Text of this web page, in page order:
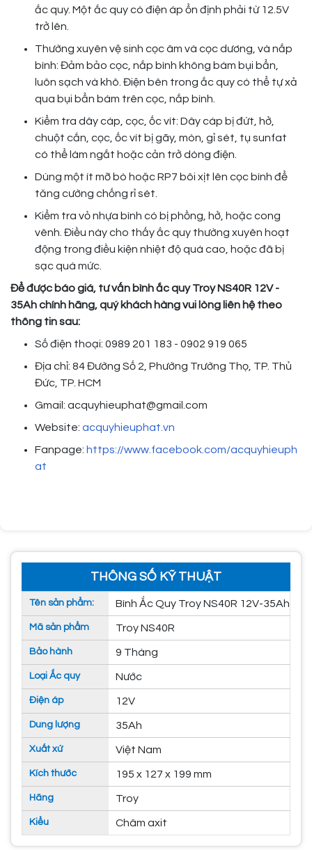
ắc quy. Một ắc quy có điện áp ổn định phải từ 12.5V
trở lên.
Thường xuyên vệ sinh cọc âm và cọc dương, và nắp
bình: Đảm bảo cọc, nắp bình không bám bụi bẩn,
luôn sạch và khô. Điện bên trong ắc quy có thể tự xả
qua bụi bẩn bám trên cọc, nắp bình.
Kiểm tra dây cáp, cọc, ốc vít: Dây cáp bị đứt, hở,
chuột cắn, cọc, ốc vít bị gãy, mòn, gỉ sét, tụ sunfat
có thể làm ngắt hoặc cản trở dòng điện.
Dùng một ít mỡ bò hoặc RP7 bôi xịt lên cọc bình để
tăng cường chống rỉ sét.
Kiểm tra vỏ nhựa bình có bị phồng, hở, hoặc cong
vênh. Điều này cho thấy ắc quy thường xuyên hoạt
động trong điều kiện nhiệt độ quá cao, hoặc đã bị
sạc quá mức.
Để được báo giá, tư vấn bình ắc quy Troy NS40R 12V -
35Ah chính hãng, quý khách hàng vui lòng liên hệ theo
thông tin sau:
Số điện thoại: 0989 201 183 - 0902 919 065
Địa chỉ: 84 Đường Số 2, Phường Trường Thọ, TP. Thủ
Đức, TP. HCM
Gmail: acquyhieuphat@gmail.com
Website: acquyhieuphat.vn
Fanpage: https://www.facebook.com/acquyhieuph
at
THÔNG SỐ KỸ THUẬT
Tên sản phẩm: Bình Ắc Quy Troy NS40R 12V-35Ah
Mã sản phẩm Troy NS40R
Bảo hành 9 Tháng
Loại Ắc quy Nước
Điện áp 12V
Dung lượng 35Ah
Xuất xứ Việt Nam
Kích thước 195 x 127 x 199 mm
Hãng Troy
Kiểu Châm axit